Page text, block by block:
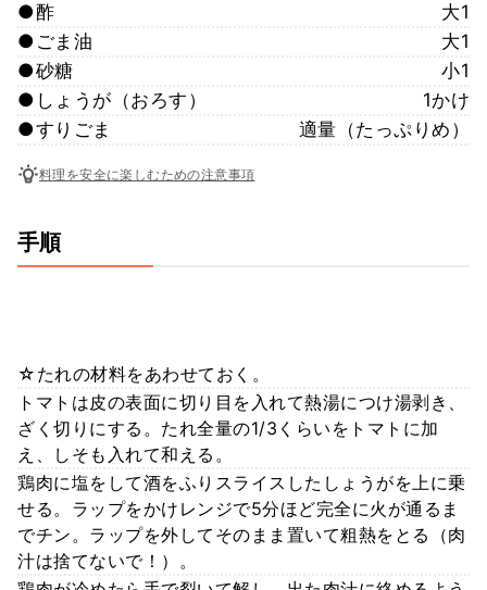
●酢
大1
●ごま油
大1
●砂糖
小1
●しょうが（おろす）
1かけ
●すりごま
適量（たっぷりめ）
料理を安全に楽しむための注意事項
手順
☆たれの材料をあわせておく。
トマトは皮の表面に切り目を入れて熱湯につけ湯剥き、
ざく切りにする。たれ全量の1/3くらいをトマトに加
え、しそも入れて和える。
鶏肉に塩をして酒をふりスライスしたしょうがを上に乗
せる。ラップをかけレンジで5分ほど完全に火が通るま
でチン。ラップを外してそのまま置いて粗熱をとる（肉
汁は捨てないで！）。